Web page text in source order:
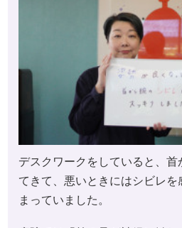
デスクワークをしていると、首
てきて、悪いときにはシビレを
まっていました。